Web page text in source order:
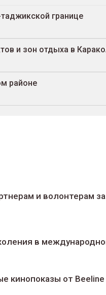
границе
и зон отдыха в
районе
и волонтерам
в
кинопоказы от Beeline